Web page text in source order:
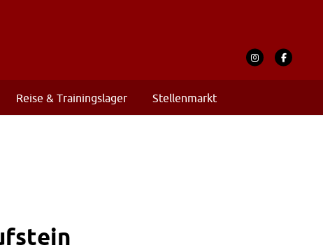
Reise & Trainingslager Stellenmarkt